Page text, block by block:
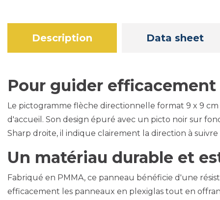
Description Data sheet
Pour guider
Le pictogramme flèche directionnelle format 9 x 9
d'accueil. Son design épuré avec un picto noir sur
Sharp droite, il indique clairement la direction à
Un matériau durable et
Fabriqué en PMMA, ce panneau bénéficie d'une
efficacement les panneaux en plexiglas tout en